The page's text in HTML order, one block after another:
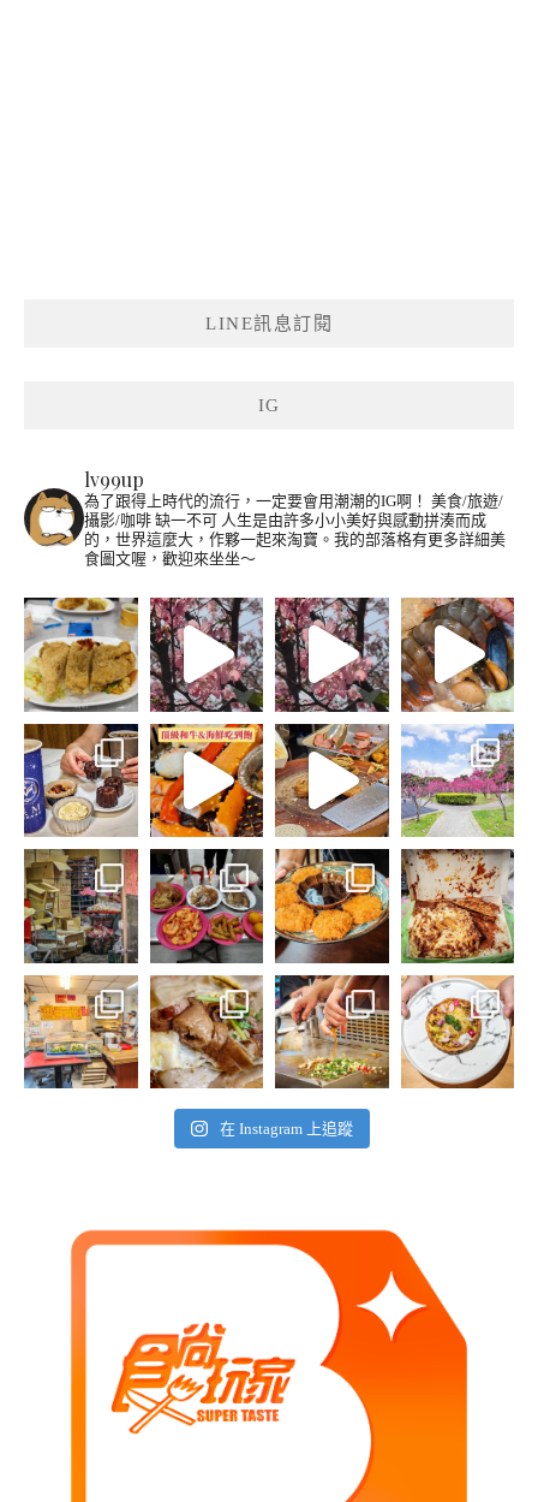
LINE訊息訂閱
IG
lv99up
為了跟得上時代的流行，一定要會用潮潮的IG啊！ 美食/旅遊/
攝影/咖啡 缺一不可 人生是由許多小小美好與感動拼湊而成
的，世界這麼大，作夥一起來淘寶。我的部落格有更多詳細美
食圖文喔，歡迎來坐坐～
在 Instagram 上追蹤